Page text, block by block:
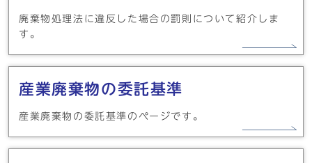
廃棄物処理法に違反した場合の罰則について紹介しま
す。
産業廃棄物の委託基準
産業廃棄物の委託基準のページです。